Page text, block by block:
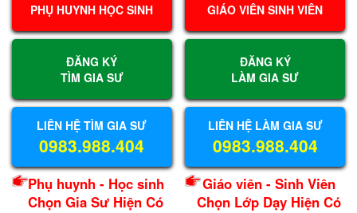
PHỤ HUYNH HỌC SINH
ĐĂNG KÝ
TÌM GIA SƯ
LIÊN HỆ TÌM GIA SƯ
0983.988.404
Phụ huynh - Học sinh
Chọn Gia Sư Hiện Có
GIÁO VIÊN SINH VIÊN
ĐĂNG KÝ
LÀM GIA SƯ
LIÊN HỆ LÀM GIA SƯ
0983.988.404
Giáo viên - Sinh Viên
Chọn Lớp Dạy Hiện Có